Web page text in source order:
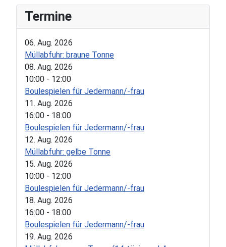
Termine
06. Aug. 2026
Müllabfuhr: braune Tonne
08. Aug. 2026
10:00 - 12:00
Boulespielen für Jedermann/-frau
11. Aug. 2026
16:00 - 18:00
Boulespielen für Jedermann/-frau
12. Aug. 2026
Müllabfuhr: gelbe Tonne
15. Aug. 2026
10:00 - 12:00
Boulespielen für Jedermann/-frau
18. Aug. 2026
16:00 - 18:00
Boulespielen für Jedermann/-frau
19. Aug. 2026